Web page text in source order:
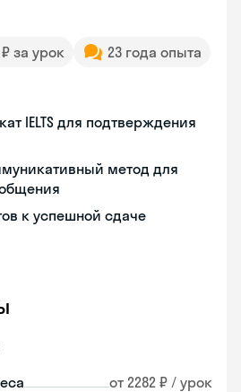
₽ за урок
23 года опыта
IELTS для подтверждения
метод для
к успешной сдаче
от 2282 ₽ / урок